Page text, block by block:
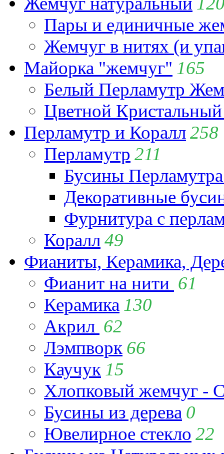
Пары и единичные
Жемчуг в нитях (и
Майорка "жемчуг" 165
Белый Перламутр
Цветной
Перламутр и Коралл258
Перламутр 211
Бусины
Декоративные
Фурнитура с
Коралл49
Фианиты, Керамика,
Фианит на нити 61
Керамика 130
Акрил 62
Лэмпворк 66
Каучук 15
Хлопковый жемчуг -
Бусины из дерева 0
Ювелирное стекло 22